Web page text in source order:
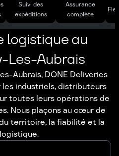
Suivi des
expéditions
Assurance
complète
logistique au
Les-Aubrais
Aubrais, DONE Deliveries
industriels, distributeurs
toutes leurs opérations de
Nous plaçons au cœur de
territoire, la fiabilité et la